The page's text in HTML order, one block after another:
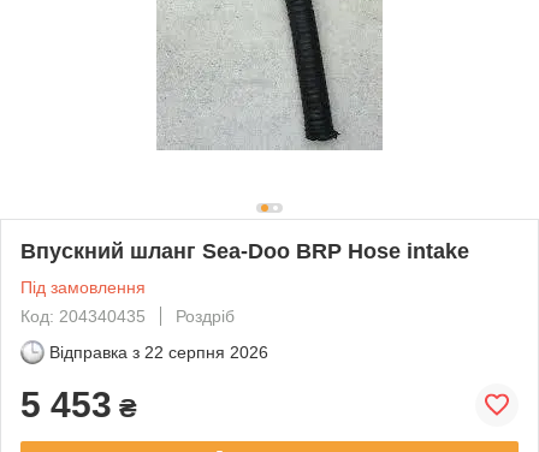
Впускний шланг Sea-Doo BRP Hose intake
Під замовлення
Код: 204340435
Роздріб
Відправка з 22 серпня 2026
5 453 ₴